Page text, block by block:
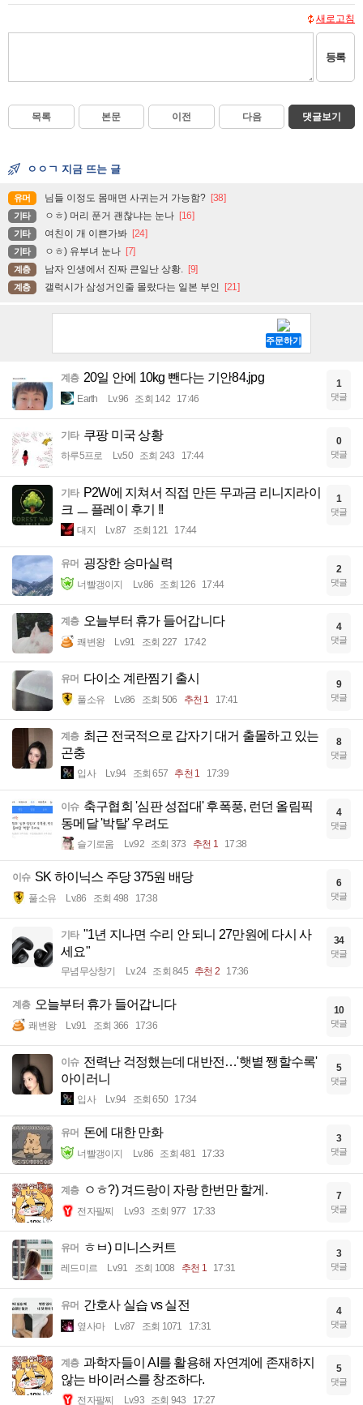
새로고침
등록
목록 본문 이전 다음 댓글보기
ㅇㅇㄱ 지금 뜨는 글
유머 님들 이정도 몸매면 사귀는거 가능함? [38]
기타 ㅇㅎ) 머리 푼거 괜찮냐는 눈나 [16]
기타 여친이 개 이쁜가봐 [24]
기타 ㅇㅎ) 유부녀 눈나 [7]
계층 남자 인생에서 진짜 큰일난 상황. [9]
계층 갤럭시가 삼성거인줄 몰랐다는 일본 부인 [21]
계층 20일 안에 10kg 뺀다는 기안84.jpg
Earth Lv.96 조회 142 17:46
1
댓글
기타 쿠팡 미국 상황
하루5프로 Lv.50 조회 243 17:44
0
댓글
기타 P2W에 지쳐서 직접 만든 무과금 리니지라이
크 ㅡ 플레이 후기 !!
대지 Lv.87 조회 121 17:44
1
댓글
유머 굉장한 승마실력
너빨갱이지 Lv.86 조회 126 17:44
2
댓글
계층 오늘부터 휴가 들어갑니다
쾌변왕 Lv.91 조회 227 17:42
4
댓글
유머 다이소 계란찜기 출시
풀소유 Lv.86 조회 506 추천 1 17:41
9
댓글
계층 최근 전국적으로 갑자기 대거 출몰하고 있는
곤충
입사 Lv.94 조회 657 추천 1 17:39
8
댓글
이슈 축구협회 '심판 성접대' 후폭풍, 런던 올림픽
동메달 '박탈' 우려도
슬기로움 Lv.92 조회 373 추천 1 17:38
4
댓글
이슈 SK 하이닉스 주당 375원 배당
풀소유 Lv.86 조회 498 17:38
6
댓글
기타 "1년 지나면 수리 안 되니 27만원에 다시 사
세요"
무념무상창기 Lv.24 조회 845 추천 2 17:36
34
댓글
계층 오늘부터 휴가 들어갑니다
쾌변왕 Lv.91 조회 366 17:36
10
댓글
이슈 전력난 걱정했는데 대반전…'햇볕 쨍할수록'
아이러니
입사 Lv.94 조회 650 17:34
5
댓글
유머 돈에 대한 만화
너빨갱이지 Lv.86 조회 481 17:33
3
댓글
계층 ㅇㅎ?) 겨드랑이 자랑 한번만 할게.
전자팔찌 Lv.93 조회 977 17:33
7
댓글
유머 ㅎㅂ) 미니스커트
레드미르 Lv.91 조회 1008 추천 1 17:31
3
댓글
유머 간호사 실습 vs 실전
옆사마 Lv.87 조회 1071 17:31
4
댓글
계층 과학자들이 AI를 활용해 자연계에 존재하지
않는 바이러스를 창조하다.
전자팔찌 Lv.93 조회 943 17:27
5
댓글